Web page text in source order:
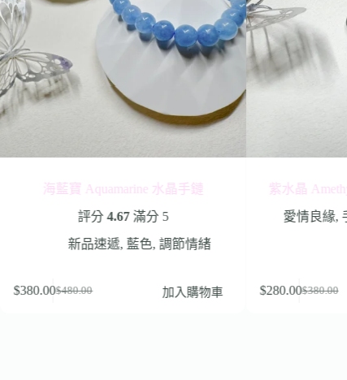
海藍寶 Aquamarine 水晶手鏈
評分4.67滿分 5
新品速遞, 藍色,調節情緒
$480.00
$380.00 加入購物車
紫水晶
愛情良緣,
$380.00
$280.00